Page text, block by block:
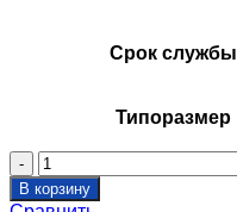
Срок службы
Типоразмер
Количество
товара
Клапан
В корзину